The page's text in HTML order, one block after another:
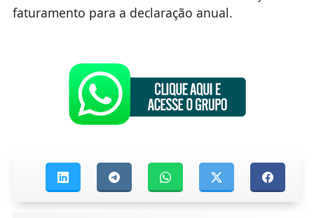
faturamento para a declaração anual.